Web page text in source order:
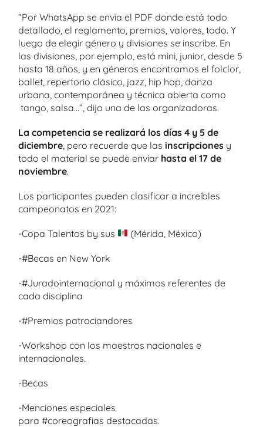
“Por WhatsApp se envía el PDF donde está todo
detallado, el reglamento, premios, valores, todo. Y
luego de elegir género y divisiones se inscribe. En
las divisiones, por ejemplo, está mini, junior, desde 5
hasta 18 años, y en géneros encontramos el folclor,
ballet, repertorio clásico, jazz, hip hop, danza
urbana, contemporánea y técnica abierta como
tango, salsa…”, dijo una de las organizadoras.
La competencia se realizará los días 4 y 5 de
diciembre , pero recuerde que las inscripciones y
todo el material se puede enviar hasta el 17 de
noviembre.
Los participantes pueden clasificar a increíbles
campeonatos en 2021:
-Copa Talentos by sus (Mérida, México)
-#Becas en New York
-#Juradointernacional y máximos referentes de
cada disciplina
-#Premios patrociandores
-Workshop con los maestros nacionales e
internacionales.
-Becas
-Menciones especiales
para #coreografias destacadas.